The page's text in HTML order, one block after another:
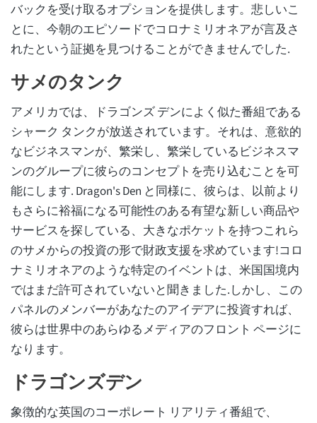
バックを受け取るオプションを提供します。悲しいこ
とに、今朝のエピソードでコロナミリオネアが言及さ
れたという証拠を見つけることができませんでした.
サメのタンク
アメリカでは、ドラゴンズ デンによく似た番組である
シャーク タンクが放送されています。それは、意欲的
なビジネスマンが、繁栄し、繁栄しているビジネスマ
ンのグループに彼らのコンセプトを売り込むことを可
能にします. Dragon's Den と同様に、彼らは、以前より
もさらに裕福になる可能性のある有望な新しい商品や
サービスを探している、大きなポケットを持つこれら
のサメからの投資の形で財政支援を求めています!コロ
ナミリオネアのような特定のイベントは、米国国境内
ではまだ許可されていないと聞きました.しかし、この
パネルのメンバーがあなたのアイデアに投資すれば、
彼らは世界中のあらゆるメディアのフロント ページに
なります。
ドラゴンズデン
象徴的な英国のコーポレート リアリティ番組で、